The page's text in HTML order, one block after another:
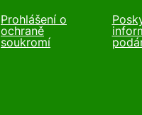
Prohlášení o
ochraně
soukromí